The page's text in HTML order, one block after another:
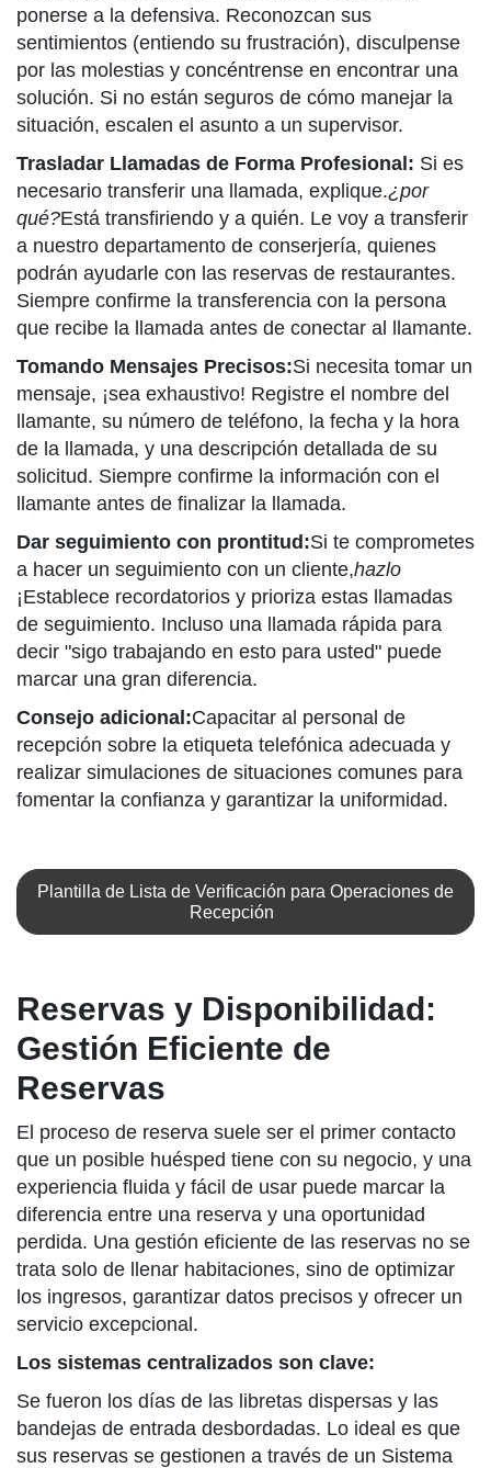
ponerse a la defensiva. Reconozcan sus
sentimientos (entiendo su frustración), disculpense
por las molestias y concéntrense en encontrar una
solución. Si no están seguros de cómo manejar la
situación, escalen el asunto a un supervisor.
Trasladar Llamadas de Forma Profesional: Si es
necesario transferir una llamada, explique.¿por
qué?Está transfiriendo y a quién. Le voy a transferir
a nuestro departamento de conserjería, quienes
podrán ayudarle con las reservas de restaurantes.
Siempre confirme la transferencia con la persona
que recibe la llamada antes de conectar al llamante.
Tomando Mensajes Precisos:Si necesita tomar un
mensaje, ¡sea exhaustivo! Registre el nombre del
llamante, su número de teléfono, la fecha y la hora
de la llamada, y una descripción detallada de su
solicitud. Siempre confirme la información con el
llamante antes de finalizar la llamada.
Dar seguimiento con prontitud:Si te comprometes
a hacer un seguimiento con un cliente,hazlo
¡Establece recordatorios y prioriza estas llamadas
de seguimiento. Incluso una llamada rápida para
decir "sigo trabajando en esto para usted" puede
marcar una gran diferencia.
Consejo adicional:Capacitar al personal de
recepción sobre la etiqueta telefónica adecuada y
realizar simulaciones de situaciones comunes para
fomentar la confianza y garantizar la uniformidad.
Plantilla de Lista de Verificación para Operaciones de
Recepción
Reservas y Disponibilidad:
Gestión Eficiente de
Reservas
El proceso de reserva suele ser el primer contacto
que un posible huésped tiene con su negocio, y una
experiencia fluida y fácil de usar puede marcar la
diferencia entre una reserva y una oportunidad
perdida. Una gestión eficiente de las reservas no se
trata solo de llenar habitaciones, sino de optimizar
los ingresos, garantizar datos precisos y ofrecer un
servicio excepcional.
Los sistemas centralizados son clave:
Se fueron los días de las libretas dispersas y las
bandejas de entrada desbordadas. Lo ideal es que
sus reservas se gestionen a través de un Sistema